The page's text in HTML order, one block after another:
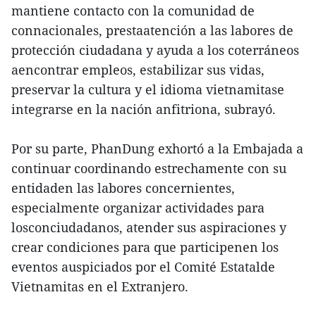
mantiene contacto con la comunidad de
connacionales, prestaatención a las labores de
protección ciudadana y ayuda a los coterráneos
aencontrar empleos, estabilizar sus vidas,
preservar la cultura y el idioma vietnamitase
integrarse en la nación anfitriona, subrayó.
Por su parte, PhanDung exhortó a la Embajada a
continuar coordinando estrechamente con su
entidaden las labores concernientes,
especialmente organizar actividades para
losconciudadanos, atender sus aspiraciones y
crear condiciones para que participenen los
eventos auspiciados por el Comité Estatalde
Vietnamitas en el Extranjero.